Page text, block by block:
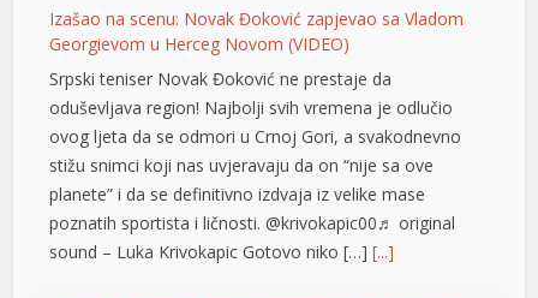
Izašao na scenu: Novak Đoković zapjevao sa Vladom
Georgievom u Herceg Novom (VIDEO)
Srpski teniser Novak Đoković ne prestaje da
oduševljava region! Najbolji svih vremena je odlučio
ovog ljeta da se odmori u Crnoj Gori, a svakodnevno
stižu snimci koji nas uvjeravaju da on “nije sa ove
planete” i da se definitivno izdvaja iz velike mase
poznatih sportista i ličnosti. @krivokapic00♬ original
sound – Luka Krivokapic Gotovo niko […][...]